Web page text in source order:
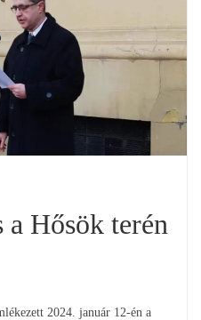
a Hősök terén
2024. január 12-én a